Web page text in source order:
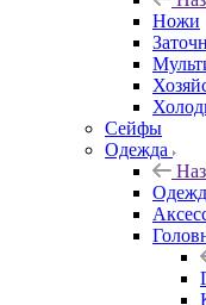
Ножи
Сейфы
Одежда